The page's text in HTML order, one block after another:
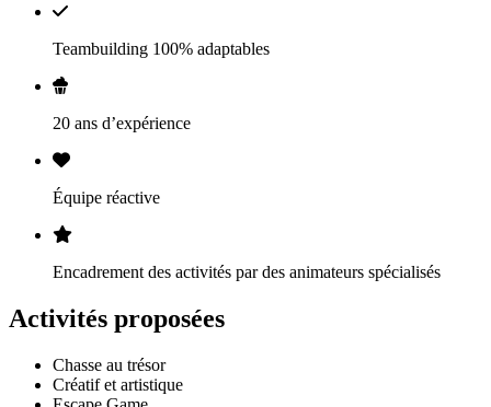
Teambuilding 100% adaptables
20 ans d’expérience
Équipe réactive
Encadrement des activités par des animateurs spécialisés
Activités proposées
Chasse au trésor
Créatif et artistique